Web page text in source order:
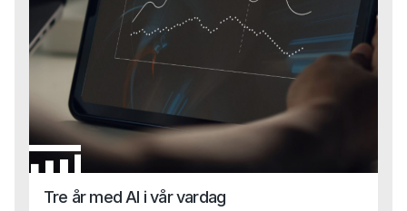
Tre år med AI i vår vardag